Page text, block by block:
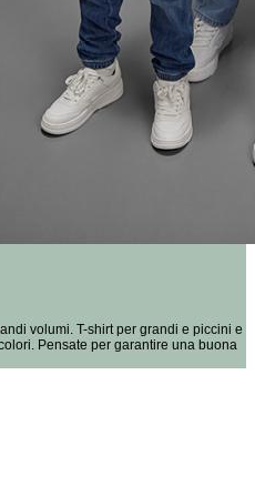
volumi. T-shirt per grandi e piccini e
Pensate per garantire una buona